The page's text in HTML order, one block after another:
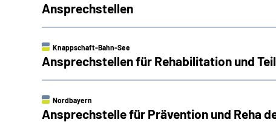
Ansprechstellen
Knappschaft-Bahn-See
Ansprechstellen für Rehabilitation und
Nordbayern
Ansprechstelle für Prävention und Reha